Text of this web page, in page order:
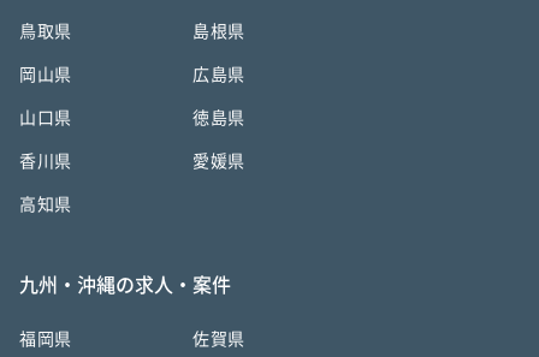
鳥取県 島根県
岡山県 広島県
山口県 徳島県
香川県 愛媛県
高知県
九州・沖縄の求人・案件
福岡県 佐賀県